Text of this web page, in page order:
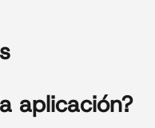
aplicación?